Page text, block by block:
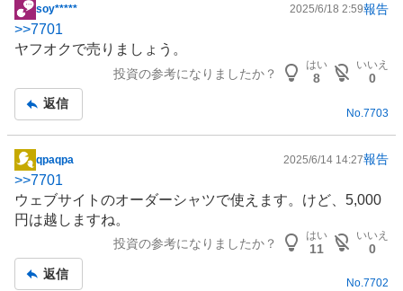
掲
示
板
soy***** 2025/6/18 2:59報告
>>7701
ヤフオクで売りましょう。
投資の参考になりましたか？
はい
8
いいえ
0
返信
No.7703
掲
示
板
記
qpaqpa 2025/6/14 14:27報告
>>7701
ウェブサイトのオーダーシャツで使えます。けど、5,000
円は越しますね。
投資の参考になりましたか？
はい
11
いいえ
0
返信
No.7702